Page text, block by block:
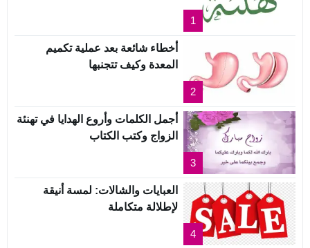
1
2
أخطاء شائعة بعد عملية تكميم
المعدة وكيف تتجنبها
3
أجمل الكلمات وأروع الهدايا في تهنئة
الزواج وكتب الكتاب
4
العبايات والشالات: لمسة أنيقة
لإطلالة متكاملة